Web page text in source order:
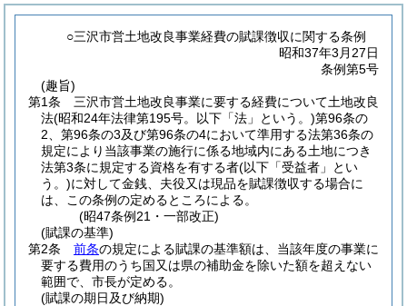
○三沢市営土地改良事業経費の賦課徴収に関する条例
昭和37年3月27日
条例第5号
(趣旨)
第1条
三沢市営土地改良事業に要する経費について土地改良
法(昭和24年法律第195号。以下「法」という。)第96条の
2、第96条の3及び第96条の4において準用する法第36条の
規定により当該事業の施行に係る地域内にある土地につき
法第3条に規定する資格を有する者(以下「受益者」とい
う。)に対して金銭、夫役又は現品を賦課徴収する場合に
は、この条例の定めるところによる。
(昭47条例21・一部改正)
(賦課の基準)
第2条
前条の規定による賦課の基準額は、当該年度の事業に
要する費用のうち国又は県の補助金を除いた額を超えない
範囲で、市長が定める。
(賦課の期日及び納期)